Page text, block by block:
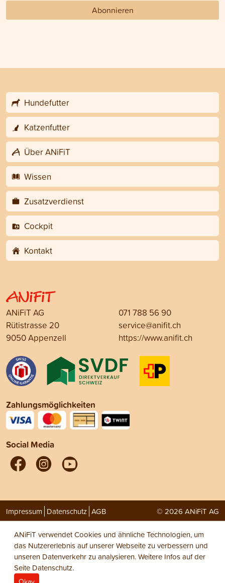
Abonnieren
Hundefutter
Katzenfutter
Über ANiFiT
Wissen
Zusatzverdienst
Cockpit
Kontakt
ANiFiT AG
Rütistrasse 20
9050 Appenzell
071 788 56 90
service@anifit.ch
https://www.anifit.ch
Zahlungsmöglichkeiten
Social Media
Impressum Datenschutz AGB © 2026 ANiFiT AG
ANiFiT verwendet Cookies und ähnliche Technologien, um
das Nutzererlebnis auf unserer Webseite zu verbessern und
unseren Datenverkehr zu analysieren. Weitere Infos auf der
Seite Datenschutz.